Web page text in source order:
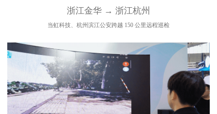
浙江金华 → 浙江杭州
当虹科技、杭州滨江公安跨越 150 公里远程巡检